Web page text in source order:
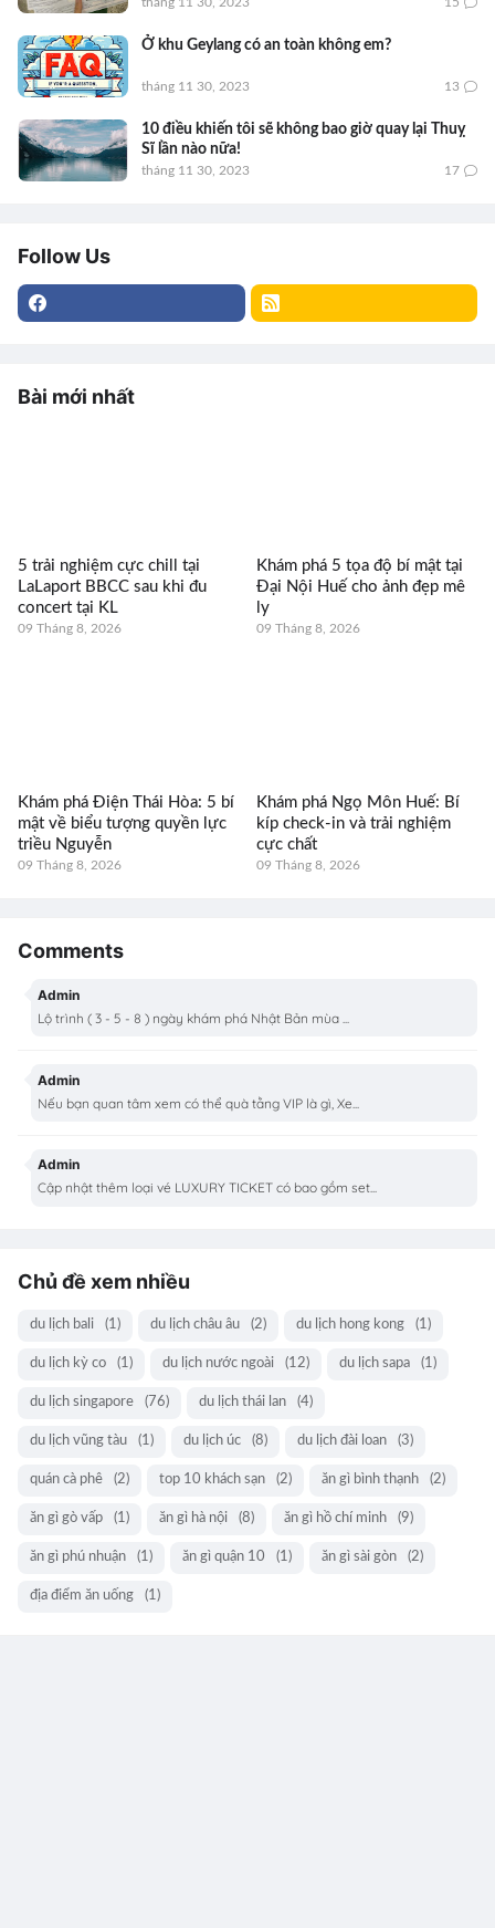
Ở khu Geylang có an toàn không em?
tháng 11 30, 2023 13
10 điều khiến tôi sẽ không bao giờ quay lại Thuỵ
Sĩ lần nào nữa!
tháng 11 30, 2023 17
Follow Us
Bài mới nhất
5 trải nghiệm cực chill tại
LaLaport BBCC sau khi đu
concert tại KL
09 Tháng 8, 2026
Khám phá 5 tọa độ bí mật tại
Đại Nội Huế cho ảnh đẹp mê
ly
09 Tháng 8, 2026
Khám phá Điện Thái Hòa: 5 bí
mật về biểu tượng quyền lực
triều Nguyễn
09 Tháng 8, 2026
Khám phá Ngọ Môn Huế: Bí
kíp check-in và trải nghiệm
cực chất
09 Tháng 8, 2026
Comments
Admin
Lộ trình ( 3 - 5 - 8 ) ngày khám phá Nhật Bản mùa ...
Admin
Nếu bạn quan tâm xem có thể quà tằng VIP là gì, Xe...
Admin
Cập nhật thêm loại vé LUXURY TICKET có bao gồm set...
Chủ đề xem nhiều
du lịch bali (1) du lịch châu âu (2) du lịch hong kong (1)
du lịch kỳ co (1) du lịch nước ngoài (12) du lịch sapa (1)
du lịch singapore (76) du lịch thái lan (4)
du lịch vũng tàu (1) du lịch úc (8) du lịch đài loan (3)
quán cà phê (2) top 10 khách sạn (2) ăn gì bình thạnh (2)
ăn gì gò vấp (1) ăn gì hà nội (8) ăn gì hồ chí minh (9)
ăn gì phú nhuận (1) ăn gì quận 10 (1) ăn gì sài gòn (2)
địa điểm ăn uống (1)